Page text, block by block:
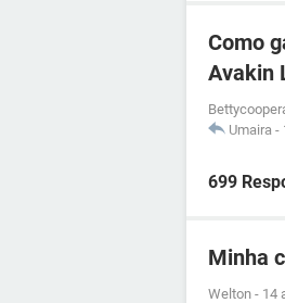
Como
Avakin
Umaira -
699
Minha
Welton - 14